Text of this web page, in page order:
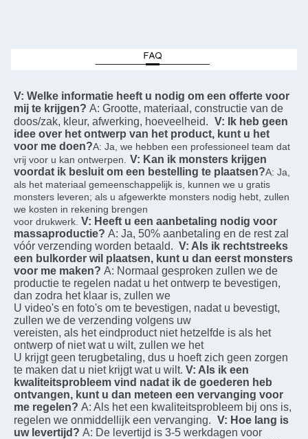
V: Welke informatie heeft u nodig om een offerte voor
mij te krijgen? A: Grootte, materiaal, constructie van de
doos/zak, kleur, afwerking, hoeveelheid. V: Ik heb geen
idee over het ontwerp van het product, kunt u het
voor me doen?A: Ja, we hebben een professioneel team dat
vrij voor u kan ontwerpen.
V: Kan ik monsters krijgen
voordat ik besluit om een bestelling te plaatsen?A: Ja,
als het materiaal gemeenschappelijk is, kunnen we u gratis
monsters leveren; als u afgewerkte monsters nodig hebt, zullen
we kosten in rekening brengen
voor drukwerk. V: Heeft u een aanbetaling nodig voor
massaproductie? A: Ja, 50% aanbetaling en de rest zal
vóór verzending worden betaald. V: Als ik rechtstreeks
een bulkorder wil plaatsen, kunt u dan eerst monsters
voor me maken? A: Normaal gesproken zullen we de
productie te regelen nadat u het ontwerp te bevestigen,
dan zodra het klaar is, zullen we
U video's en foto's om te bevestigen, nadat u bevestigt,
zullen we de verzending volgens uw
vereisten, als het eindproduct niet hetzelfde is als het
ontwerp of niet wat u wilt, zullen we het
U krijgt geen terugbetaling, dus u hoeft zich geen zorgen
te maken dat u niet krijgt wat u wilt. V: Als ik een
kwaliteitsprobleem vind nadat ik de goederen heb
ontvangen, kunt u dan meteen een vervanging voor
me regelen? A: Als het een kwaliteitsprobleem bij ons is,
regelen we onmiddellijk een vervanging. V: Hoe lang is
uw levertijd? A: De levertijd is 3-5 werkdagen voor